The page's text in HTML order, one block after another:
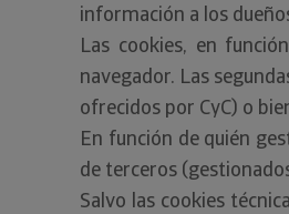
información a los
Las cookies, en
navegador. Las
ofrecidos por CyC) o
En función de quién
de terceros
Salvo las cookies